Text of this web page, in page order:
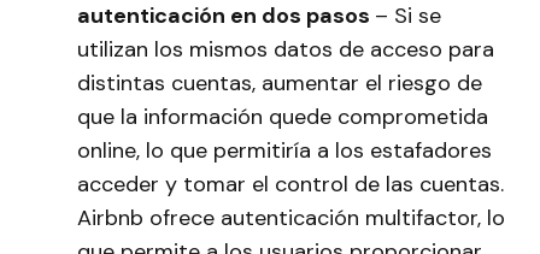
autenticación en dos pasos – Si se
utilizan los mismos datos de acceso para
distintas cuentas, aumentar el riesgo de
que la información quede comprometida
online, lo que permitiría a los estafadores
acceder y tomar el control de las cuentas.
Airbnb ofrece autenticación multifactor, lo